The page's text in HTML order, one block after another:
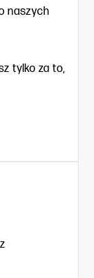
naszych
tylko za to,